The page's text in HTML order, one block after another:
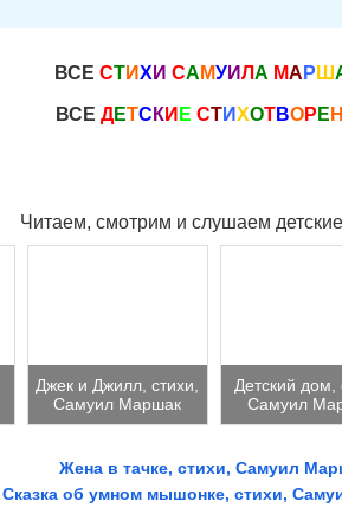
ВСЕ СТИХ И СА МУИЛА МА Р Ш
ВСЕ ДЕТС КИ Е СТИХОТВОР Е Н
Читаем, смотрим и слушаем детские
Джек и Джилл, стихи,
Самуил Маршак
Детский дом,
Самуил
Жена в тачке, стихи, Самуил
Сказка об умном мышонке, стихи,